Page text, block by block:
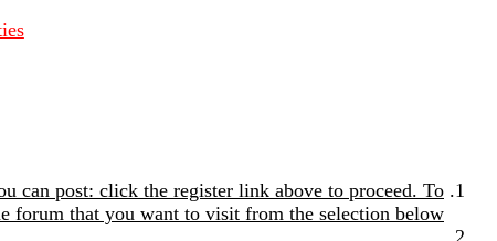
can post: click the register link above to proceed. To
forum that you want to visit from the selection below.